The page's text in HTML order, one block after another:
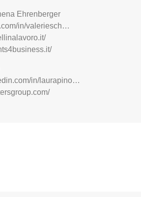
Ehrenberger
in/valeriesch…
in/laurapino…